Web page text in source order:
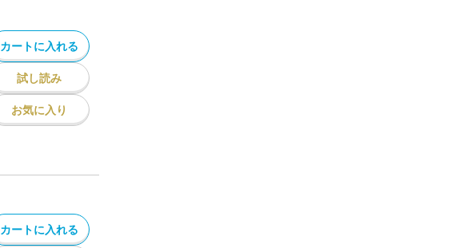
カートに入れる
試し読み
お気に入り
カートに入れる